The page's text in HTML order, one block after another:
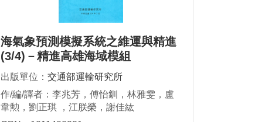
海氣象預測模擬系統之維運與精進
(3/4)－精進高雄海域模組
出版單位： 交通部運輸研究所
作/編/譯者：李兆芳，傅怡釧，林雅雯，盧
韋勲，劉正琪 ，江朕榮，謝佳紘